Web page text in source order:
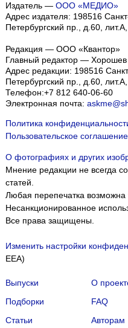
Издатель — ООО «МЕДИО»
Адрес издателя: 198516
Петербургский пр., д.60,
Редакция — ООО «Квантор»
Главный редактор —
Адрес редакции: 198516
Петербургский пр., д.60,
Телефон:+7 812 640-06-60
Электронная почта:
Политика
Пользовательское соглашение
О фотографиях и других
Мнение редакции не всегда
статей.
Любая перепечатка возможна
Несанкционированное
Все права защищены.
Изменить настройки
EEA)
Выпуски
Подборки
Статьи
О
FAQ
Авторам